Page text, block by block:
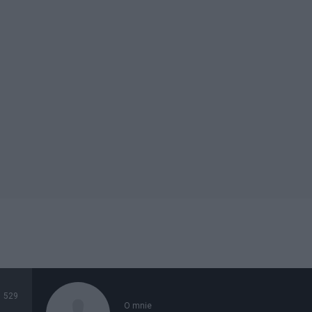
529
O mnie